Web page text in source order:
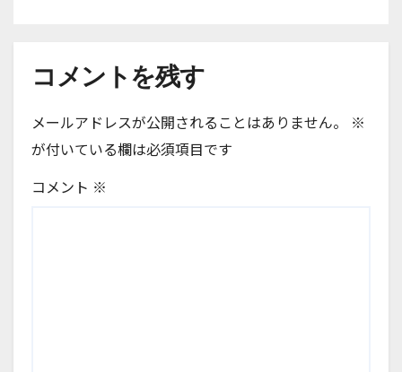
コメントを残す
メールアドレスが公開されることはありません。
※
が付いている欄は必須項目です
コメント ※